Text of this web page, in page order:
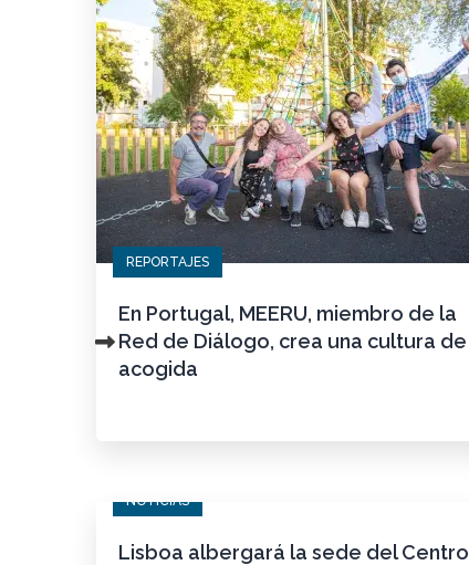
REPORTAJES
En Portugal, MEERU, miembro de la
Red de Diálogo, crea una cultura de
acogida
NOTICIAS
Lisboa albergará la sede del Centro